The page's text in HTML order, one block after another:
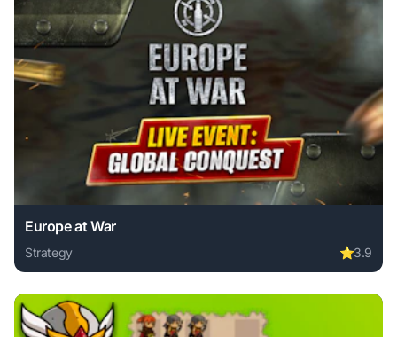
Europe at War
Strategy ⭐3.9
Play Europe at War online free. strategy game, no